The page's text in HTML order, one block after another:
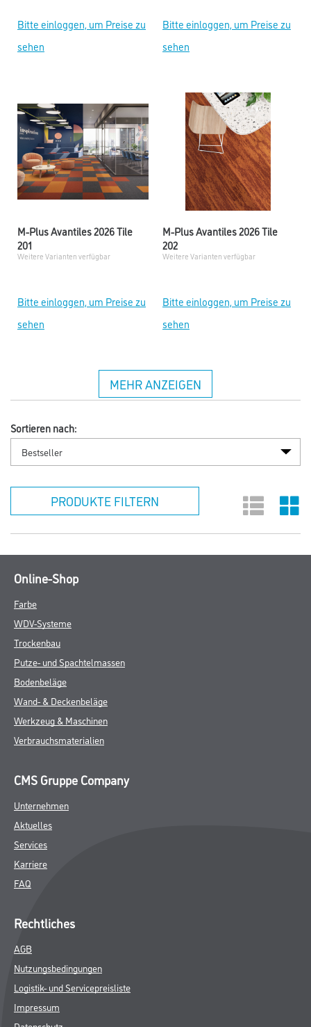
Bitte einloggen, um Preise zu
sehen
Bitte einloggen, um Preise zu
sehen
M-Plus Avantiles 2026 Tile
201
Weitere Varianten verfügbar
Bitte einloggen, um Preise zu
sehen
M-Plus Avantiles 2026 Tile
202
Weitere Varianten verfügbar
Bitte einloggen, um Preise zu
sehen
MEHR ANZEIGEN
Sortieren nach:
PRODUKTE FILTERN
Online-Shop
Farbe
WDV-Systeme
Trockenbau
Putze- und Spachtelmassen
Bodenbeläge
Wand- & Deckenbeläge
Werkzeug & Maschinen
Verbrauchsmaterialien
CMS Gruppe Company
Unternehmen
Aktuelles
Services
Karriere
FAQ
Rechtliches
AGB
Nutzungsbedingungen
Logistik- und Servicepreisliste
Impressum